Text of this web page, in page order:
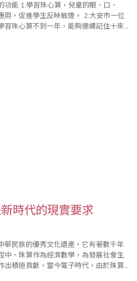
眼、口、
學生反映敏捷。 2.大安市一位
習珠心算不到一年，能夠連續記住十來
時代的現實要求
華民族的優秀文化遺產，它有著數千年
中，珠算作為經濟數學，為發展社會生
出積極貢獻，當今電子時代，由於珠算